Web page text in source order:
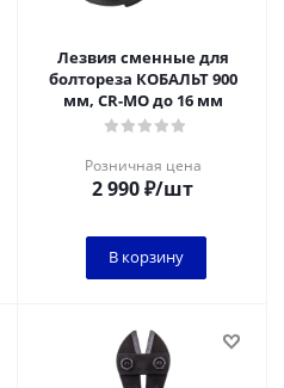
Лезвия сменные для
болтореза КОБАЛЬТ 900
мм, CR-MO до 16 мм
Розничная цена
2 990₽/шт
В корзину